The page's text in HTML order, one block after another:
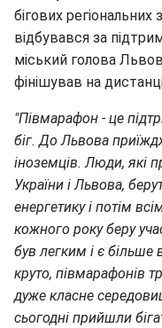
бігових регіональних
відбувався за
міський голова
фінішував на
"Півмарафон - це
біг. До Львова
іноземців. Люди, які
України і Львова,
енергетику і потім
кожного року беру
був легким і є більше
круто, півмарафонів
дуже класне
сьогодні прийшли